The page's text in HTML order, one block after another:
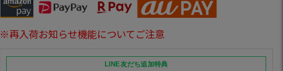
※再入荷お知らせ機能についてご注意
LINE友だち追加特典